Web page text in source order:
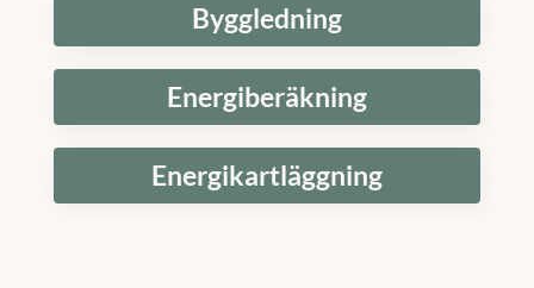
Byggledning
Energiberäkning
Energikartläggning